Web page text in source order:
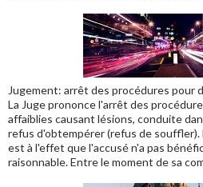
Jugement: arrêt des procédures pour
La Juge prononce l'arrêt des
affaiblies causant lésions, conduite
refus d'obtempérer (refus de
est à l'effet que l'accusé n'a pas
raisonnable. Entre le moment de sa